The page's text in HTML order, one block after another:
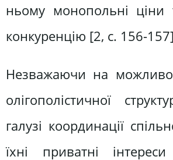
ньому монопольні ціни
конкуренцію [2, c. 156-
Незважаючи на
олігополістичної
галузі координації
їхні приватні